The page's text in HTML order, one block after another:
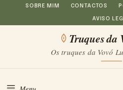
Saltar
para
conteúdo
SOBRE MIM CONTACTOS
AVISO
Truques da
Os truques da Vovó